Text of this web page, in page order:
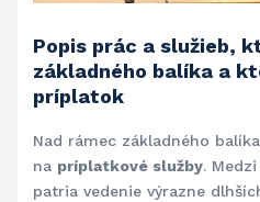
Popis prác a služieb,
základného balíka a
príplatok
Nad rámec základného
na príplatkové služby.
patria vedenie výrazne